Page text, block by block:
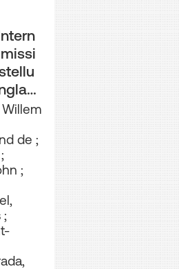
de ;
;
;
;